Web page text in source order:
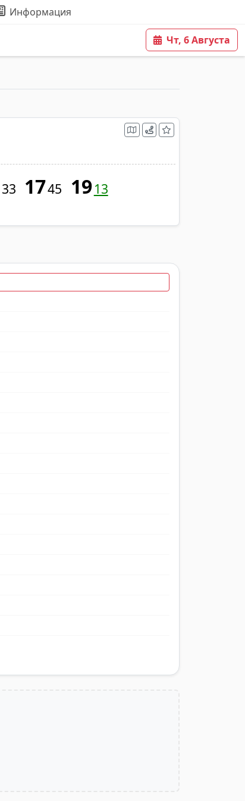
Информация
Чт, 6 Августа
33 1745 1913